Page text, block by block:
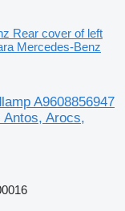
Rear cover of left
Mercedes-Benz
A9608856947
Arocs,